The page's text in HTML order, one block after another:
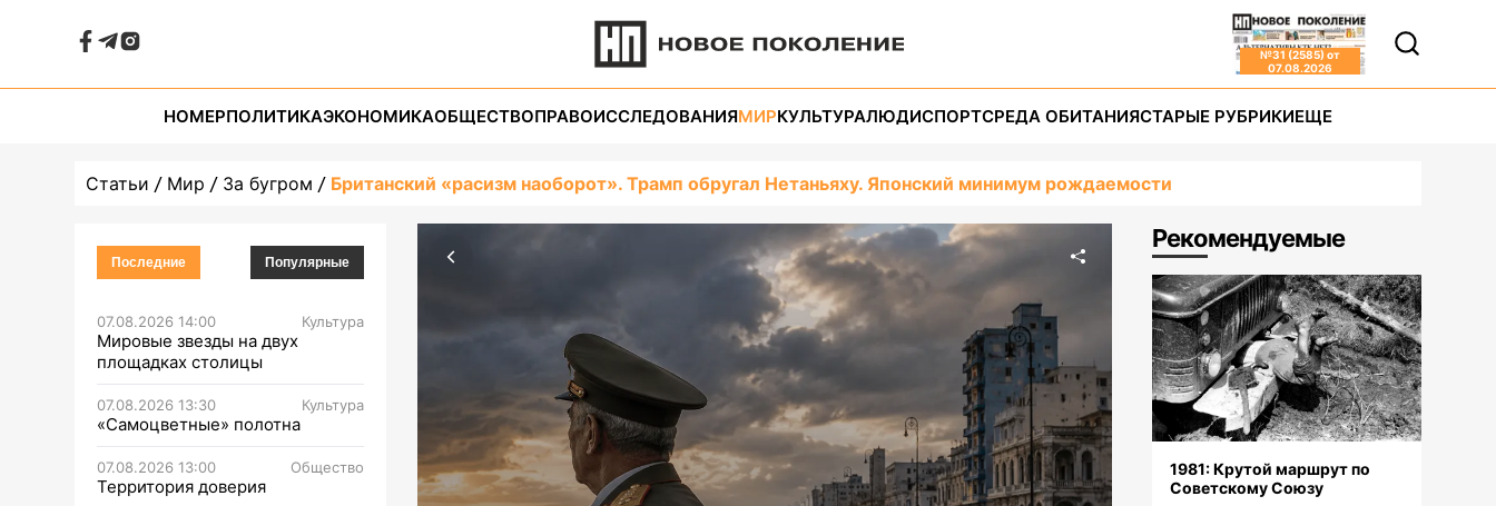
№31 (2585) от
07.08.2026
НОМЕРПОЛИТИКАЭКОНОМИКАОБЩЕСТВОПРАВОИССЛЕДОВАНИЯМИРКУЛЬТУРАЛЮДИСПОРТСРЕДА ОБИТАНИЯСТАРЫЕ РУБРИКИЕЩЕ
Статьи Мир За бугром Британский «расизм наоборот». Трамп обругал Нетаньяху. Японский минимум рождаемости
Последние Популярные
07.08.2026 14:00 Культура
Мировые звезды на двух
площадках столицы
07.08.2026 13:30 Культура
«Самоцветные» полотна
07.08.2026 13:00 Общество
Территория доверия
Рекомендуемые
1981: Крутой маршрут по
Советскому Союзу